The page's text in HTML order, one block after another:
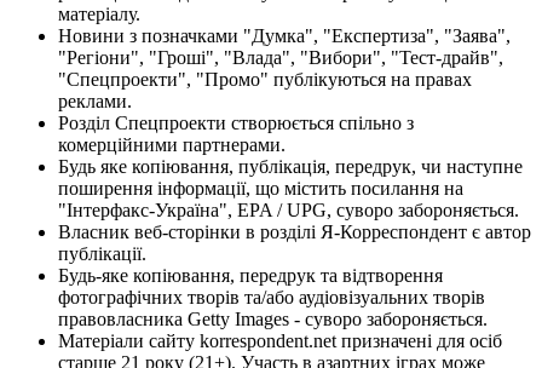
матеріалу.
Новини з позначками "Думка", "Експертиза", "Заява",
"Регіони", "Гроші", "Влада", "Вибори", "Тест-драйв",
"Спецпроекти", "Промо" публікуються на правах
реклами.
Розділ Спецпроекти створюється спільно з
комерційними партнерами.
Будь яке копіювання, публікація, передрук, чи наступне
поширення інформації, що містить посилання на
"Інтерфакс-Україна", EPA / UPG, суворо забороняється.
Власник веб-сторінки в розділі Я-Корреспондент є автор
публікації.
Будь-яке копіювання, передрук та відтворення
фотографічних творів та/або аудіовізуальних творів
правовласника Getty Images - суворо забороняється.
Матеріали сайту korrespondent.net призначені для осіб
старше 21 року (21+). Участь в азартних іграх може